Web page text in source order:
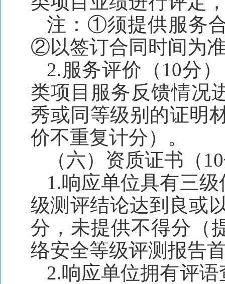
注：①须提供服务
②以签订合同时间为
2.服务评价（10分
类项目服务反馈情况
秀或同等级别的证明
价不重复计分）。
（六）资质证书（
1.响应单位具有三
级测评结论达到良或
分，未提供不得分（
络安全等级评测报告
2.响应单位拥有评